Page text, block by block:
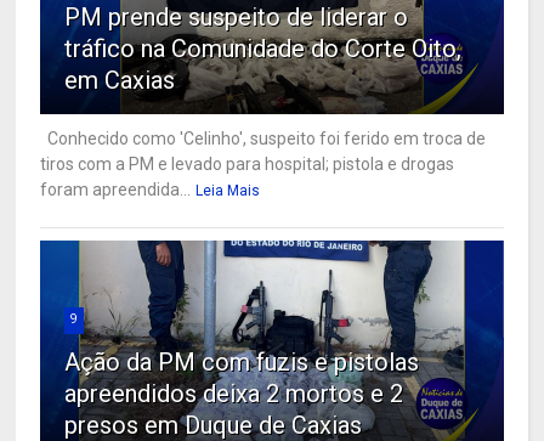
PM prende suspeito de liderar o
tráfico na Comunidade do Corte Oito,
em Caxias
Conhecido como 'Celinho', suspeito foi ferido em troca de
tiros com a PM e levado para hospital; pistola e drogas
foram apreendida...
Leia Mais
9
Ação da PM com fuzis e pistolas
apreendidos deixa 2 mortos e 2
presos em Duque de Caxias